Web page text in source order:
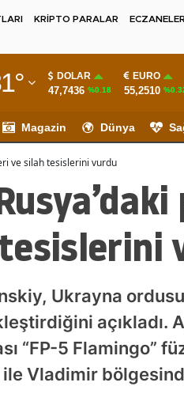
KRİPTO PARALAR ECZANELER
° DOLAR
47,7436 %0.18
EURO
55,2510
Magazin Dünya
ve silah tesislerini vurdu
Ukrayna
açıkladı.
“FP-5 Flamingo”
Vladimir